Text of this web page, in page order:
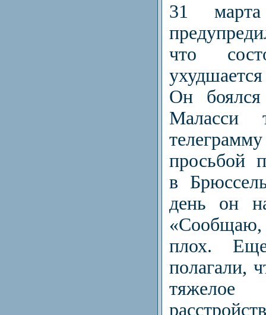
31
что
Он
Маласси
просьбой
в
день он
«Сообщаю,
плох.
полагали,